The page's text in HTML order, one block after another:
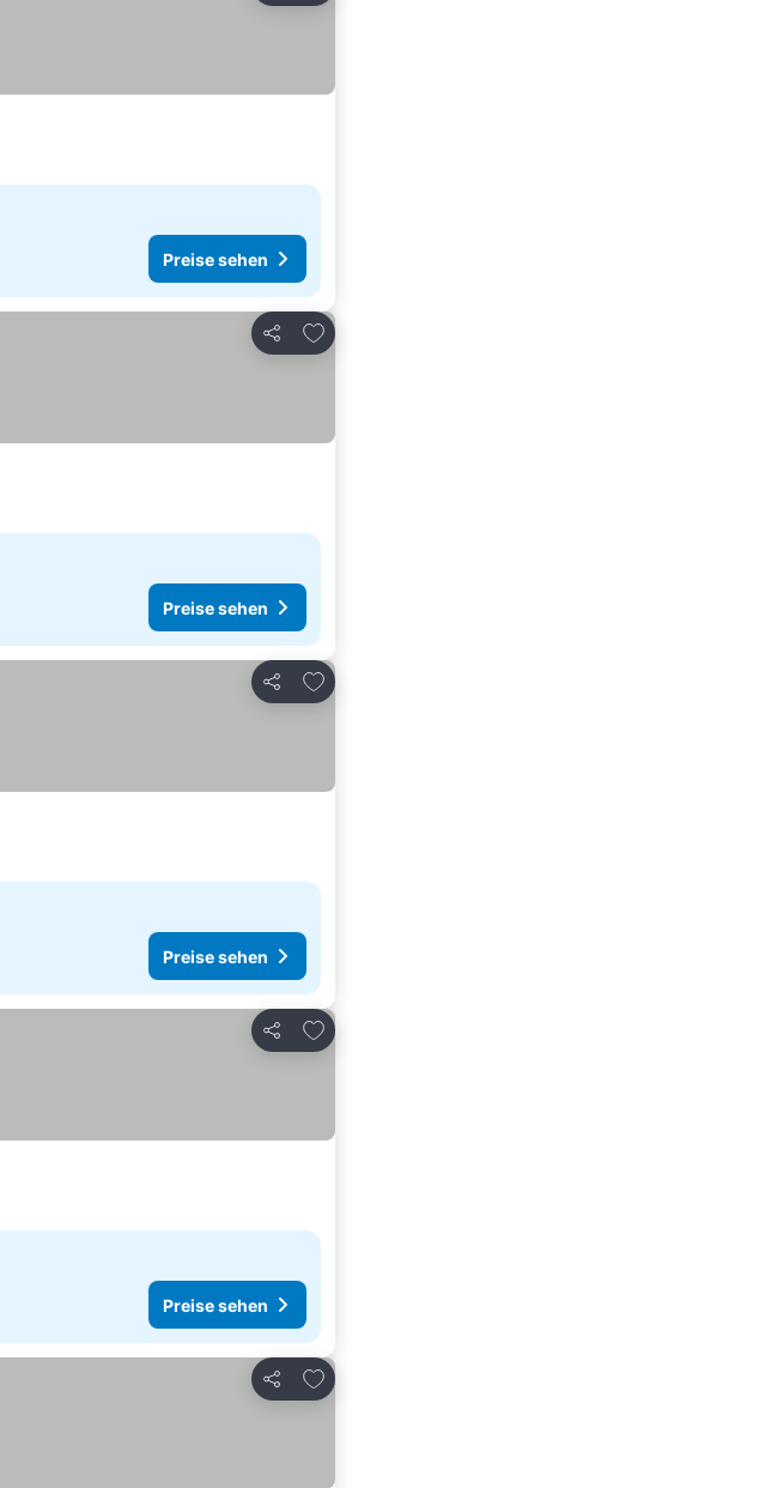
Preise sehen
Teilen
Zu Favoriten hinzufügen
Preise sehen
Teilen
Zu Favoriten hinzufügen
Preise sehen
Teilen
Zu Favoriten hinzufügen
Preise sehen
Teilen
Zu Favoriten hinzufügen